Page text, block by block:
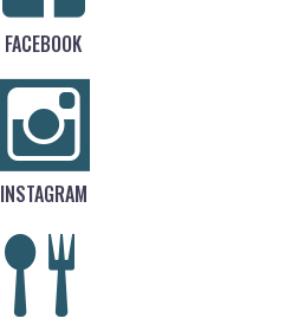
FACEBOOK
INSTAGRAM